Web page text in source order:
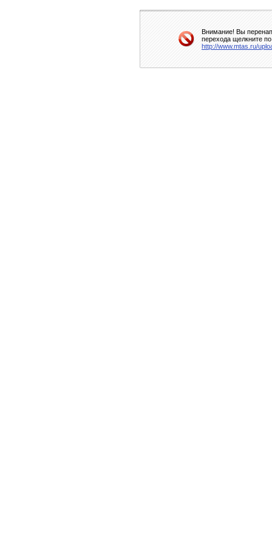
Внимание! Вы
перехода щелкните
http://www.mtas.ru/